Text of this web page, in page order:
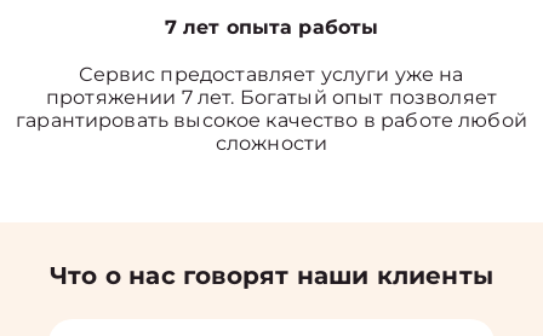
7 лет опыта работы
Сервис предоставляет услуги уже на
протяжении 7 лет. Богатый опыт позволяет
гарантировать высокое качество в работе любой
сложности
Что о нас говорят наши клиенты